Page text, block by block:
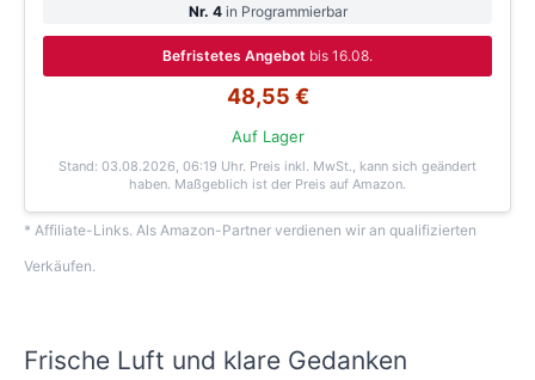
Nr. 4in Programmierbar
Befristetes Angebot bis 16.08.
48,55 €
Auf Lager
Stand: 03.08.2026, 06:19 Uhr. Preis inkl. MwSt., kann sich geändert
haben. Maßgeblich ist der Preis auf Amazon.
* Affiliate-Links. Als Amazon-Partner verdienen wir an qualifizierten
Verkäufen.
Frische Luft und klare Gedanken